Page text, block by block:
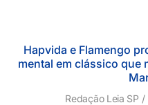
Hapvida e Flamengo
mental em clássico que
Redação Leia SP